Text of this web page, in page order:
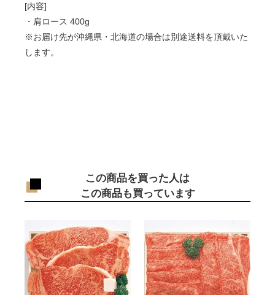
[内容]
・肩ロース 400g
※お届け先が沖縄県・北海道の場合は別途送料を頂戴いた
します。
この商品を買った人は
この商品も買っています